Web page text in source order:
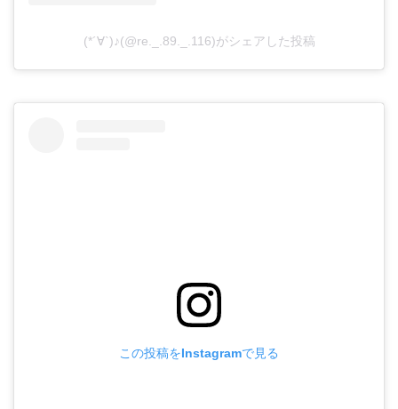
(*´∀`)♪(@re._.89._.116)がシェアした投稿
この投稿をInstagramで見る